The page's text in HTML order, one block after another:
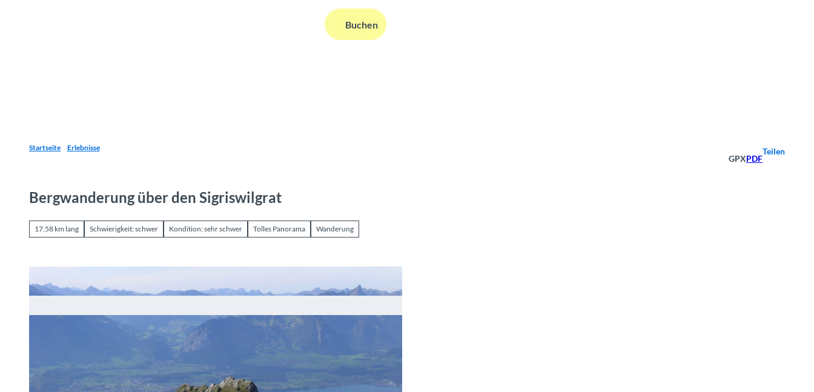
Informationen
Suche Buchen
Startseite Erlebnisse
GPXPDF
Teilen
Bergwanderung über den Sigriswilgrat
17,58 km lang Schwierigkeit: schwer Kondition: sehr schwer Tolles Panorama Wanderung